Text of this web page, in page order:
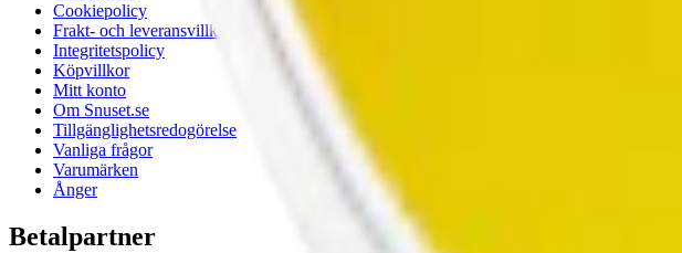
Cookiepolicy
Frakt- och leveransvillkor
Integritetspolicy
Köpvillkor
Mitt konto
Om Snuset.se
Tillgänglighetsredogörelse
Vanliga frågor
Varumärken
Ånger
Betalpartner